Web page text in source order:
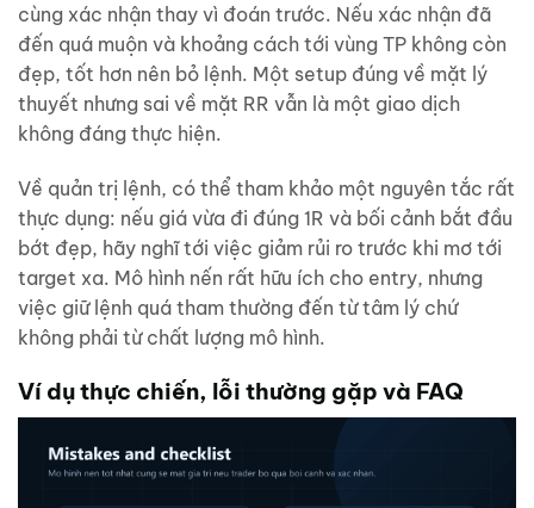
cùng xác nhận thay vì đoán trước. Nếu xác nhận đã
đến quá muộn và khoảng cách tới vùng TP không còn
đẹp, tốt hơn nên bỏ lệnh. Một setup đúng về mặt lý
thuyết nhưng sai về mặt RR vẫn là một giao dịch
không đáng thực hiện.
Về quản trị lệnh, có thể tham khảo một nguyên tắc rất
thực dụng: nếu giá vừa đi đúng 1R và bối cảnh bắt đầu
bớt đẹp, hãy nghĩ tới việc giảm rủi ro trước khi mơ tới
target xa. Mô hình nến rất hữu ích cho entry, nhưng
việc giữ lệnh quá tham thường đến từ tâm lý chứ
không phải từ chất lượng mô hình.
Ví dụ thực chiến, lỗi thường gặp và FAQ